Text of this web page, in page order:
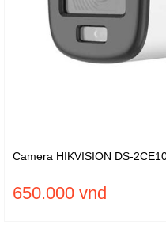
Camera HIKVISION DS-
650.000 vnd